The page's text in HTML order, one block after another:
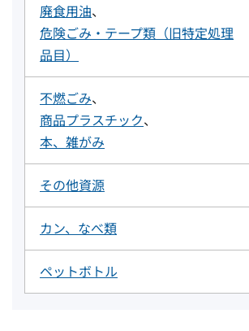
廃食用油、
危険ごみ・テープ類（旧特定処理
品目）
不燃ごみ、
商品プラスチック、
本、雑がみ
その他資源
カン、なべ類
ペットボトル